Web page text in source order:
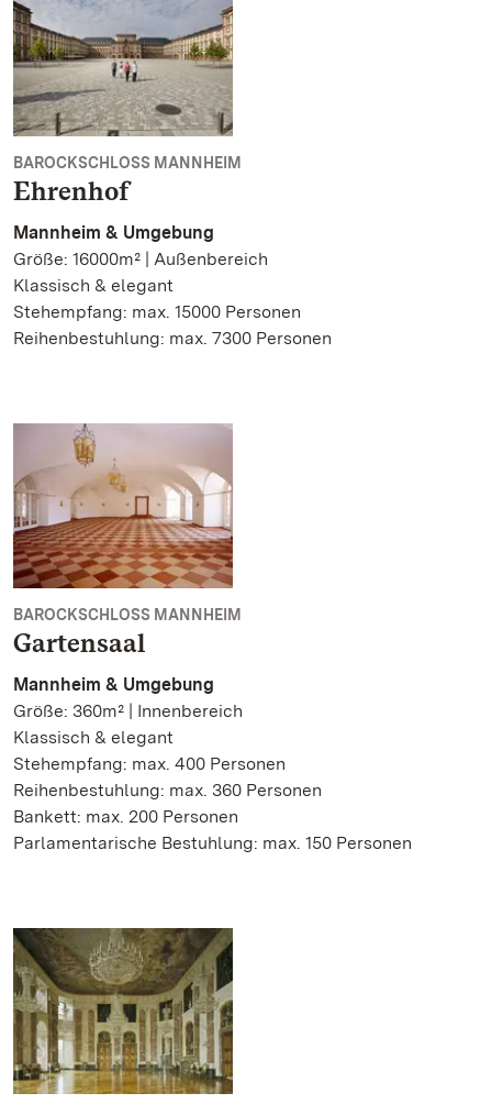
BAROCKSCHLOSS MANNHEIM
Ehrenhof
Mannheim & Umgebung
Größe: 16000m² | Außenbereich
Klassisch & elegant
Stehempfang: max. 15000 Personen
Reihenbestuhlung: max. 7300 Personen
BAROCKSCHLOSS MANNHEIM
Gartensaal
Mannheim & Umgebung
Größe: 360m² | Innenbereich
Klassisch & elegant
Stehempfang: max. 400 Personen
Reihenbestuhlung: max. 360 Personen
Bankett: max. 200 Personen
Parlamentarische Bestuhlung: max. 150 Personen